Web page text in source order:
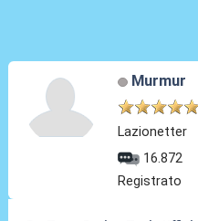
Murmur
Lazionetter
16.872
Registrato